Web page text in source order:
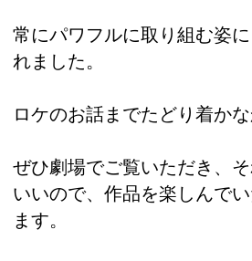
常にパワフルに取り組む姿
れました。
ロケのお話までたどり着か
ぜひ劇場でご覧いただき、
いいので、作品を楽しんで
ます。